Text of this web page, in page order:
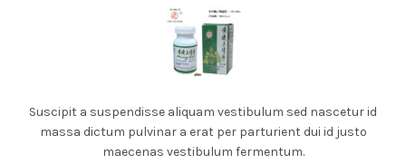
Suscipit a suspendisse aliquam vestibulum sed nascetur id
massa dictum pulvinar a erat per parturient dui id justo
maecenas vestibulum fermentum.